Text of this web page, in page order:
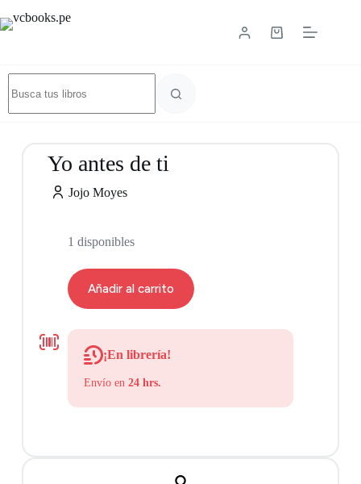
Yo antes de ti
Jojo Moyes
1 disponibles
Añadir al carrito
¡En librería!
Envío en 24 hrs.